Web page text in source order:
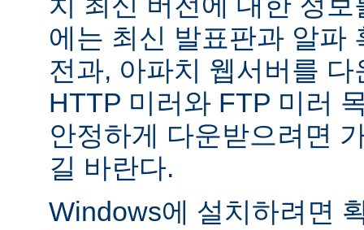
에는 최신 발표판과 알파
전과, 아파치 웹서버를
HTTP 미러와 FTP 미러
안정하게 다운받으려면
길 바란다.
Windows에 설치하려면